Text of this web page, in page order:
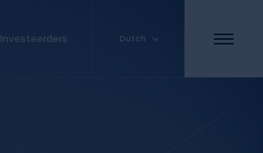
Investeerders Dutch